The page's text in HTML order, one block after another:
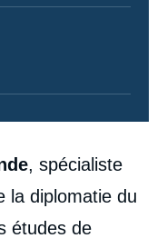
, spécialiste
la diplomatie du
études de